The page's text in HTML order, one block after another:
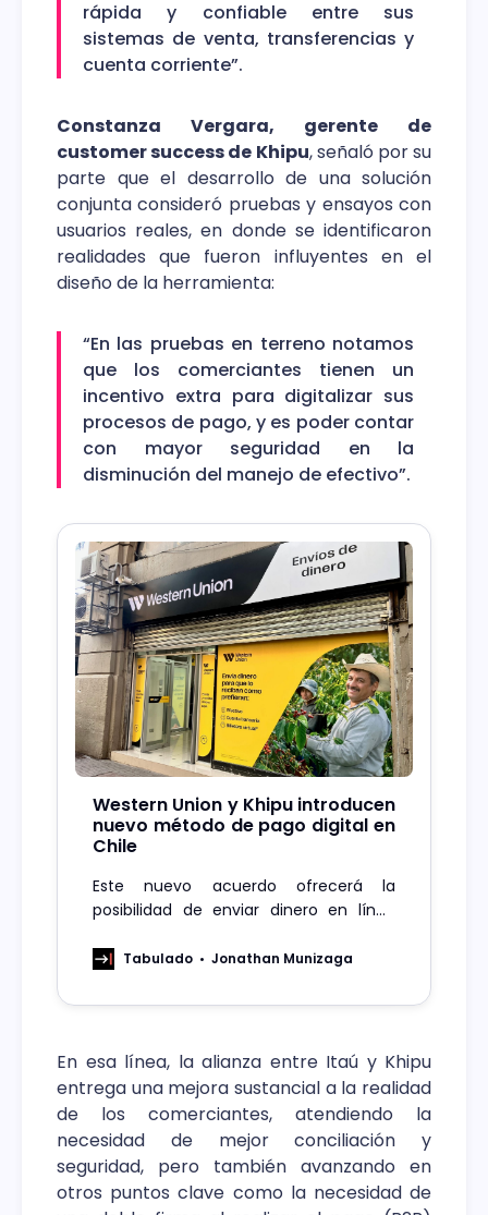
rápida y confiable entre sus
sistemas de venta, transferencias y
cuenta corriente”.
Constanza Vergara, gerente de
customer success de Khipu, señaló por su
parte que el desarrollo de una solución
conjunta consideró pruebas y ensayos con
usuarios reales, en donde se identificaron
realidades que fueron influyentes en el
diseño de la herramienta:
“En las pruebas en terreno notamos
que los comerciantes tienen un
incentivo extra para digitalizar sus
procesos de pago, y es poder contar
con mayor seguridad en la
disminución del manejo de efectivo”.
Western Union y Khipu introducen
nuevo método de pago digital en
Chile
Este nuevo acuerdo ofrecerá la
posibilidad de enviar dinero en línea
cuenta bancaria en todo el país.
Tabulado Jonathan Munizaga
En esa línea, la alianza entre Itaú y Khipu
entrega una mejora sustancial a la realidad
de los comerciantes, atendiendo la
necesidad de mejor conciliación y
seguridad, pero también avanzando en
otros puntos clave como la necesidad de